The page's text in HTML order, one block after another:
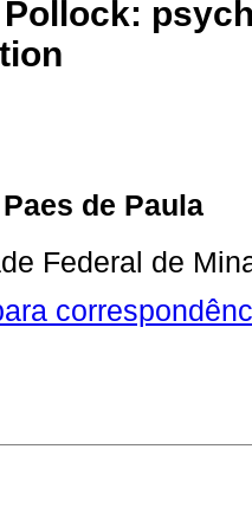
de Paula
Federal de